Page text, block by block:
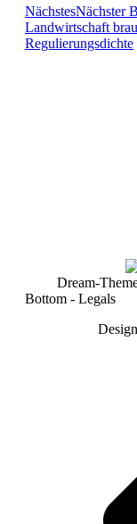
NächstesNächster
Landwirtschaft
Regulierungsdichte
Dream-
Bottom - Legals